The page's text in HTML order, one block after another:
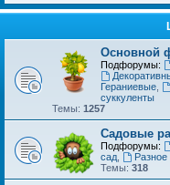
Основной
Подфорумы:
Гераниевые
суккуленты
Темы: 1257
Садовые
Подфорумы:
сад
Разное
Темы: 318